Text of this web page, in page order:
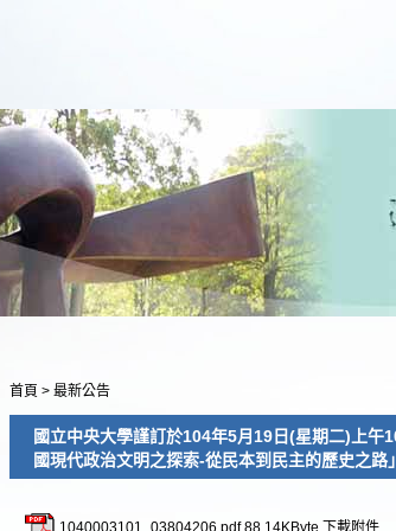
首頁 > 最新公告
國立中央大學謹訂於104年5月19日(星期二)上
國現代政治文明之探索-從民本到民主的歷史之路
1040003101_03804206.pdf 88.14KByte 下載附件